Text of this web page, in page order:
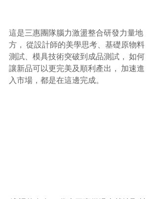
這是三惠團隊腦力激盪整合研發力量地
方， 從設計師的美學思考、基礎原物料
測試、模具技術突破到成品測試， 如何
讓新品可以更完美及順利產出， 加速進
入市場，都是在這邊完成。